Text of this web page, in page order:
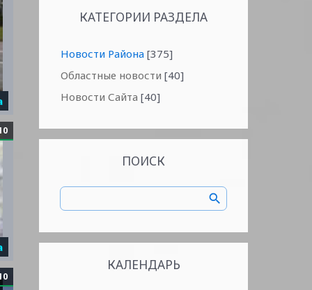
КАТЕГОРИИ РАЗДЕЛА
Новости Района [375]
Областные новости [40]
Новости Сайта [40]
ПОИСК
КАЛЕНДАРЬ